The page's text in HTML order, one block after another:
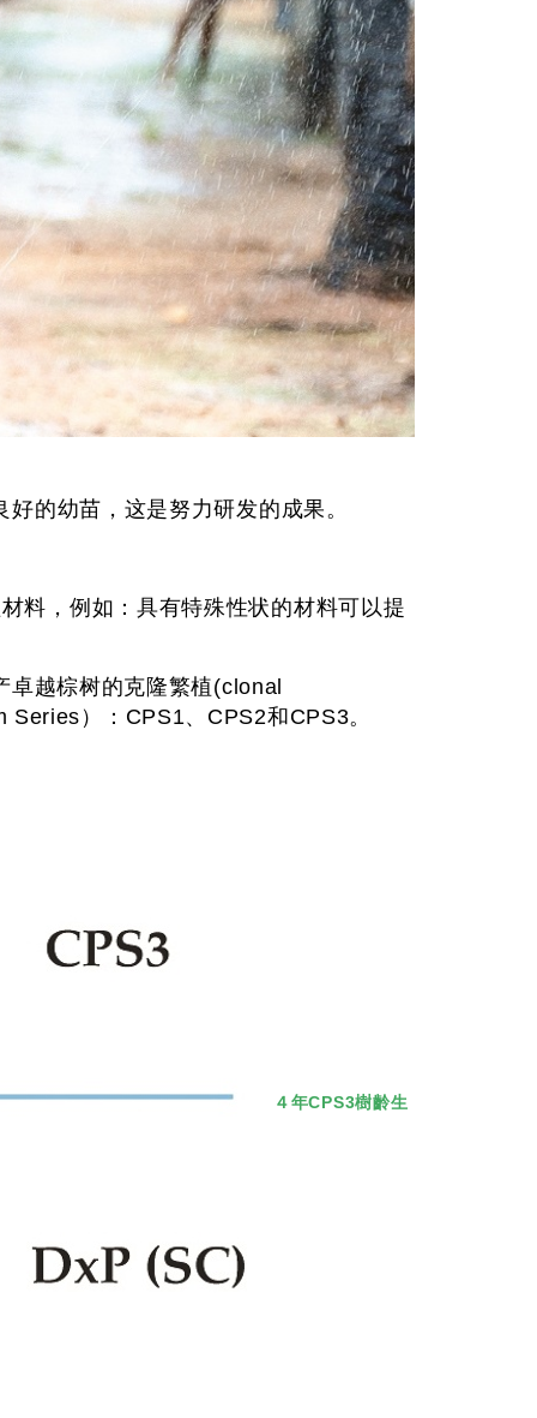
的幼苗，这是努力研发的成果。
料，例如：具有特殊性状的材料可以提
越棕树的克隆繁植(clonal
）：CPS1、CPS2和CPS3。
４年CPS3樹齡生